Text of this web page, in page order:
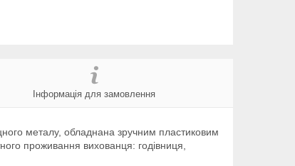
Інформація для замовлення
металу, обладнана зручним пластиковим
проживання вихованця: годівниця,